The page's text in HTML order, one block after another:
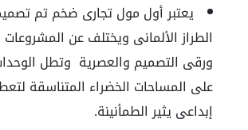
يعتبر أول مول تجارى ضخم تم
الطراز الألمانى ويختلف عن المشروعات
ورقى التصميم والعصرية وتطل
على المساحات الخضراء المتناسقة
إبداعى يثير الطمأنينة.